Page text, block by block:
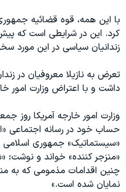
با این همه، قوه قضائیه
کرد. این در شرایطی است که
زندانیان سیاسی در این مورد
تعرض به نازیلا معروفیان در
داشت و با اعتراض وزارت امور
وزارت امور خارجه آمریکا روز
حساب خود در رسانه اجتماعی
«سیستماتیک» جمهوری
«منزجر کننده» خواند و نوشت:
چنین اقدامات مذمومی که به
نمایان شده است.»